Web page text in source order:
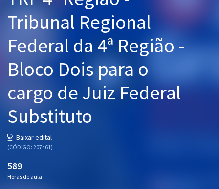
Graduação
Mentorias
Questões grátis
Conteúdo gratuito
Blog
Tribunal Regional
Federal da 4ª Região -
Bloco Dois para o
cargo de Juiz Federal
Substituto
Baixar edital
(CÓDIGO: 207461)
589
Horas de aula